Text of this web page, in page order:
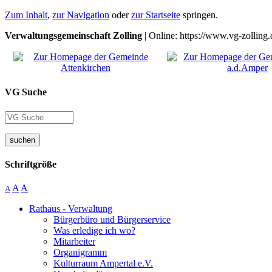
Zum Inhalt, zur Navigation oderzur Startseite springen.
Verwaltungsgemeinschaft Zolling | Online: https://www.vg-
VG Suche
suchen
Schriftgröße
A A A
Rathaus - Verwaltung
Bürgerbüro und Bürgerservice
Was erledige ich wo?
Mitarbeiter
Organigramm
Kulturraum Ampertal e.V.